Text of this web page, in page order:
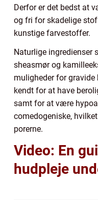
Derfor er det bedst at
og fri for skadelige
kunstige farvestoffer.
Naturlige ingredienser
sheasmør og
muligheder for gravide
kendt for at have
samt for at være
comedogeniske,
porerne.
Video: En
hudpleje